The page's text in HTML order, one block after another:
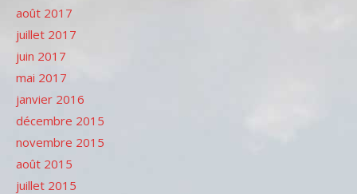
août 2017
juillet 2017
juin 2017
mai 2017
janvier 2016
décembre 2015
novembre 2015
août 2015
juillet 2015